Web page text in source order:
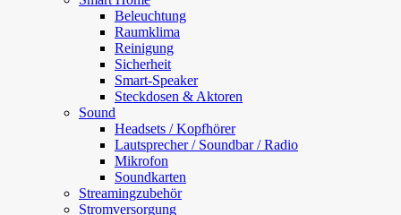
Beleuchtung
Raumklima
Reinigung
Sicherheit
Smart-Speaker
Steckdosen & Aktoren
Sound
Headsets / Kopfhörer
Lautsprecher / Soundbar / Radio
Mikrofon
Soundkarten
Streamingzubehör
Stromversorgung